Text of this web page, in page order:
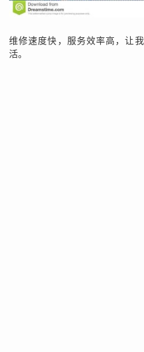
维修速度快，服务效率高，让
活。